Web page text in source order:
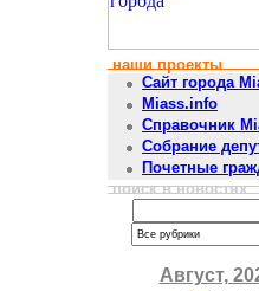
наши проекты
Сайт города
Miass.info
Справочник
Собрание
Почетные
поиск в новостях
Август,